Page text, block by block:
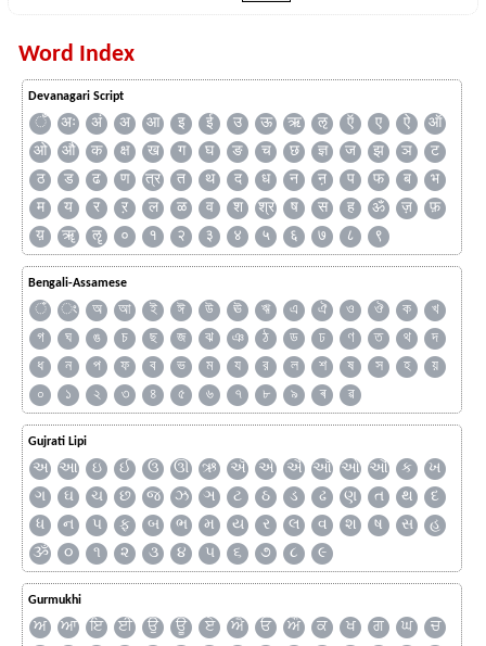
Word Index
Devanagari Script
ँ अः अं अ आ इ ई उ ऊ ऋ ऌ ऍ ए ऐ
ऑ
ओ
औ क क्ष ख ग घ ङ च छ ज्ञ ज झ ञ
ट
ठ
ड ढ ण त्र त थ द ध न ऩ प फ ब
भ
म
य र ऱ ल ळ व श श्र ष स ह ॐ ज़
फ़
य़
ॠ ॡ ० १ २ ३ ४ ५ ६ ७ ८ ९
Bengali-Assamese
ঁ ং অ আ ই ঈ উ ঊ ঋ এ ঐ ও ঔ ক
খ
গ
ঘ ঙ চ ছ জ ঝ ঞ ঠ ড ঢ ণ ত থ
দ
ধ
ন প ফ ব ভ ম য র ল শ ষ স হ
য়
০
১ ২ ৩ ৪ ৫ ৬ ৭ ৮ ৯ ৰ ৱ
Gujrati Lipi
અ આ ઇ ઈ ઉ ઊ ઋ ઍ એ ઐ ઑ ઓ ઔ ક
ખ
ગ
ઘ ચ છ જ ઝ ઞ ટ ઠ ડ ઢ ણ ત થ
દ
ધ
ન પ ફ બ ભ મ ય ર લ વ શ ષ સ
હ
ૐ
૦ ૧ ૨ ૩ ૪ ૫ ૬ ૭ ૮ ૯
Gurmukhi
ਅ ਆ ਇ ਈ ਉ ਊ ਏ ਐ ਓ ਔ ਕ ਖ ਗ ਘ
ਚ